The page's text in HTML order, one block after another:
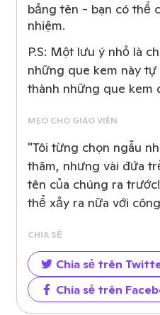
bảng tên - bạn có thể
nhiệm.
P.S: Một lưu ý nhỏ là
những que kem này
thành những que kem
MẸO CHO GIÁO VIÊN
"Tôi từng chọn ngẫu
thăm, nhưng vài đứa
tên của chúng ra
thể xảy ra nữa với
CHIA SẺ
Chia sẻ trên
Chia sẻ trên